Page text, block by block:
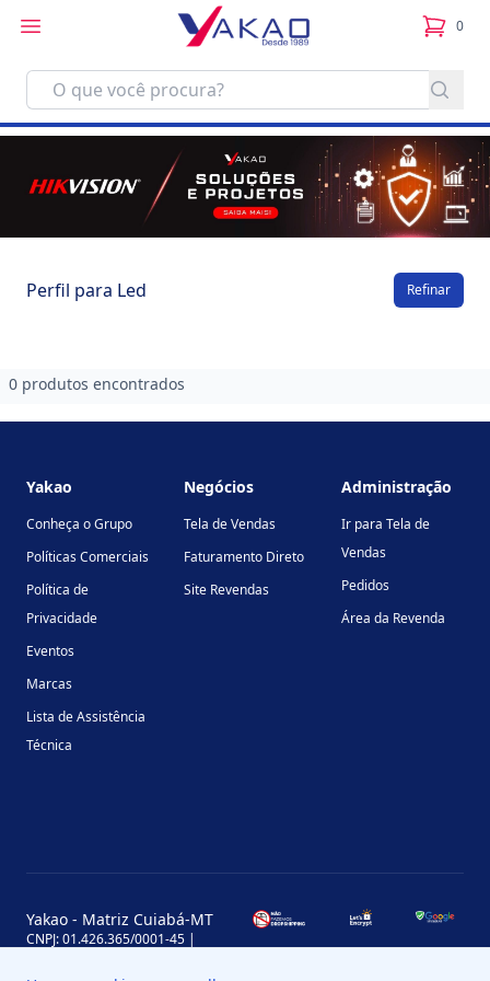
0
itens
Perfil para Led Refinar
0 produtos encontrados
Yakao
Conheça o Grupo
Políticas Comerciais
Política de
Privacidade
Eventos
Marcas
Lista de Assistência
Técnica
Negócios
Tela de Vendas
Faturamento Direto
Site Revendas
Administração
Ir para Tela de
Vendas
Pedidos
Área da Revenda
Yakao - Matriz Cuiabá-MT
CNPJ: 01.426.365/0001-45 |